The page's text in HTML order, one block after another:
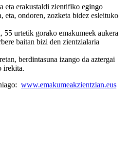
eta erakustaldi zientifiko egingo
eta, ondoren, zozketa bidez esleituko
urtetik gorako emakumeek aukera
baitan bizi den zientzialaria
berdintasuna izango da aztergai
irekita.
www.emakumeakzientzian.eus